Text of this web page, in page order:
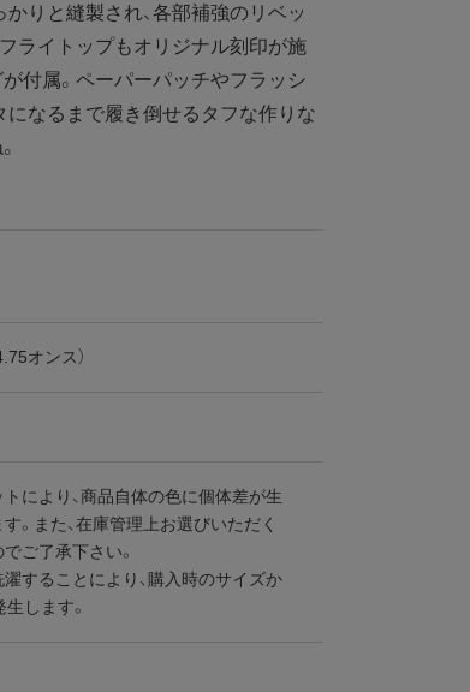
りと縫製され、各部補強のリベッ
ライトップもオリジナル刻印が施
付属。ペーパーパッチやフラッシ
になるまで履き倒せるタフな作りな
オンス）
により、商品自体の色に個体差が生
。また、在庫管理上お選びいただく
ご了承下さい。
することにより、購入時のサイズか
します。